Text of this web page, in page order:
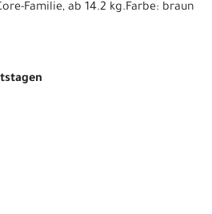
Familie, ab 14.2 kg.Farbe: braun